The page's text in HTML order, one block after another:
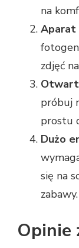
na
zdjęć
próbuj
prostu
Dużo
się na
zabawy.
Opinie